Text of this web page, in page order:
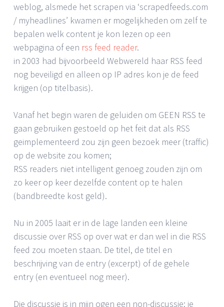
weblog, alsmede het scrapen via ‘scrapedfeeds.com
/ myheadlines’ kwamen er mogelijkheden om zelf te
bepalen welk content je kon lezen op een
webpagina of een rss feed reader.
in 2003 had bijvoorbeeld Webwereld haar RSS feed
nog beveiligd en alleen op IP adres kon je de feed
krijgen (op titelbasis).
Vanaf het begin waren de geluiden om GEEN RSS te
gaan gebruiken gestoeld op het feit dat als RSS
geimplementeerd zou zijn geen bezoek meer (traffic)
op de website zou komen;
RSS readers niet intelligent genoeg zouden zijn om
zo keer op keer dezelfde content op te halen
(bandbreedte kost geld).
Nu in 2005 laait er in de lage landen een kleine
discussie over RSS op over wat er dan wel in die RSS
feed zou moeten staan. De titel, de titel en
beschrijving van de entry (excerpt) of de gehele
entry (en eventueel nog meer).
Die discussie is in mijn ogen een non-discussie: je